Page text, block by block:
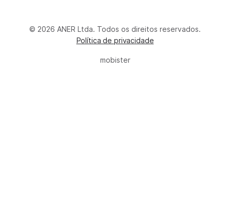
© 2026 ANER Ltda. Todos os direitos reservados.
Política de privacidade
mobister